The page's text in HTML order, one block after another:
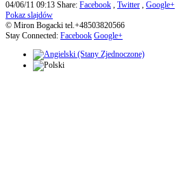
04/06/11 09:13 Share: Facebook , Twitter , Google+
Pokaz slajdów
© Miron Bogacki tel.+48503820566
Stay Connected: Facebook Google+